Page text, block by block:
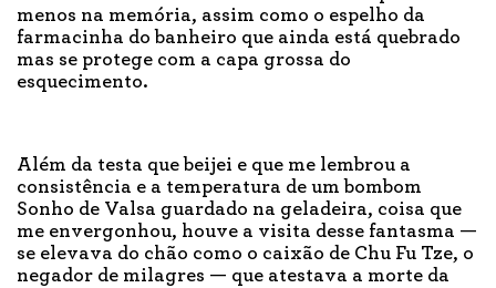
menos na memória, assim como o espelho da
farmacinha do banheiro que ainda está quebrado
mas se protege com a capa grossa do
esquecimento.
Além da testa que beijei e que me lembrou a
consistência e a temperatura de um bombom
Sonho de Valsa guardado na geladeira, coisa que
me envergonhou, houve a visita desse fantasma —
se elevava do chão como o caixão de Chu Fu Tze, o
negador de milagres — que atestava a morte da